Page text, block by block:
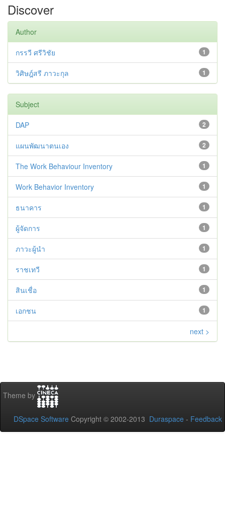
Discover
Author
1
กรรวี ศรีวิชัย
1
วิศิษฎ์สรี ภาวะกุล
Subject
2
DAP
2
แผนพัฒนาตนเอง
1
The Work Behaviour Inventory
1
Work Behavior Inventory
1
ธนาคาร
1
ผู้จัดการ
1
ภาวะผู้นำ
1
ราชเทวี
1
สินเชื่อ
1
เอกชน
next >
Theme by
DSpace Software Copyright © 2002-2013 Duraspace - Feedback